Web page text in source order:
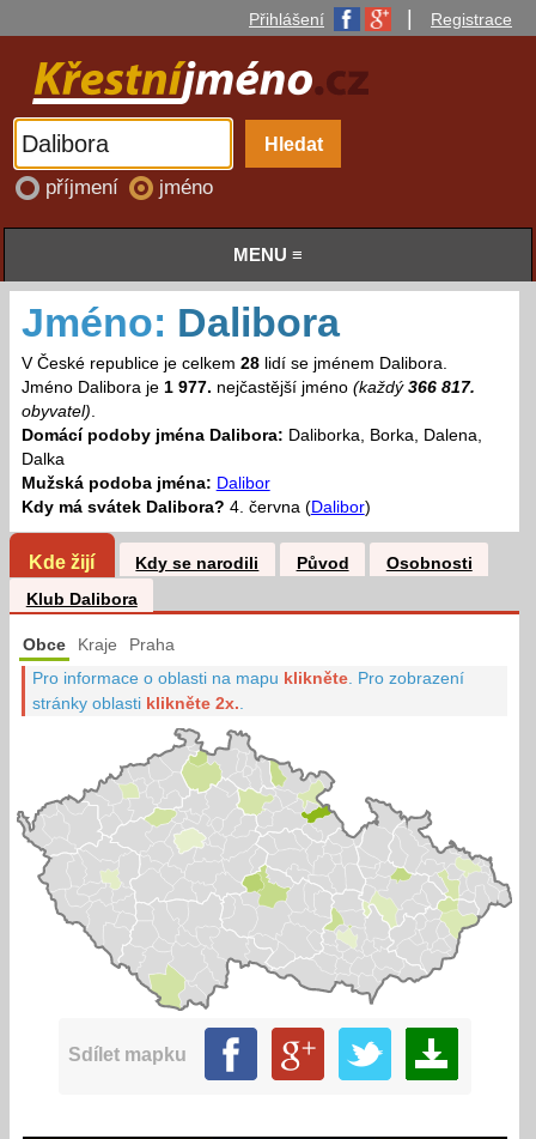
Přihlášení Registrace
příjmení jméno
MENU ≡
Jméno: Dalibora
V České republice je celkem 28lidí se jménem Dalibora.
Jméno Dalibora je 1 977. nejčastější jméno (každý 366 817.
obyvatel).
Domácí podoby jména Dalibora: Daliborka, Borka, Dalena,
Dalka
Mužská podoba jména: Dalibor
Kdy má svátek Dalibora? 4. června (Dalibor)
Kde žijí Kdy se narodili Původ
Osobnosti
Klub Dalibora
Obce Kraje Praha
Pro informace o oblasti na mapu klikněte Pro zobrazení
stránky oblasti klikněte 2x.
Sdílet mapku